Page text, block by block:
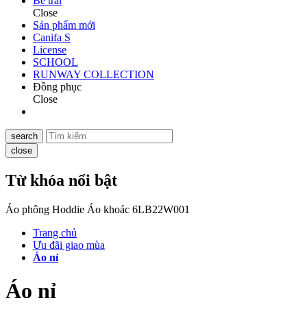
Close
Sản phẩm mới
Canifa S
License
SCHOOL
RUNWAY COLLECTION
Đồng phục
Close
search
close
Từ khóa nổi bật
Áo phông Hoddie Áo khoác 6LB22W001
Trang chủ
Ưu đãi giao mùa
Áo nỉ
Áo nỉ